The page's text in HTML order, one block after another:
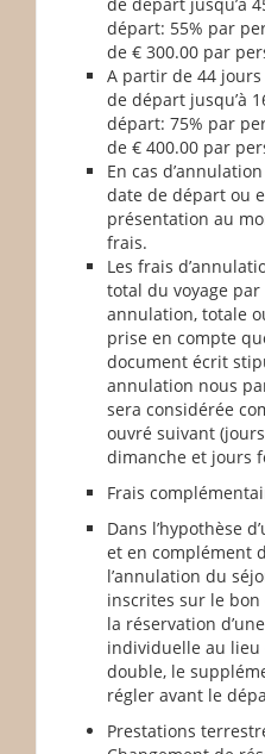
départ: 55% par
de € 300.00 par
A partir de 44
de départ jusqu’à
départ: 75% par
de € 400.00 par
En cas
date de départ ou
présentation au
frais.
Les frais
total du voyage
annulation, totale
prise en compte
document écrit
annulation nous
sera considérée
ouvré suivant
dimanche et jours
Frais
Dans l’hypothèse
et en complément
l’annulation du
inscrites sur le bon
la réservation
individuelle au lieu
double, le
régler avant le
Prestations